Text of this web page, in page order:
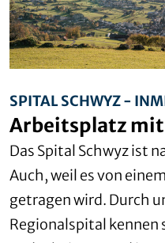
SPITAL SCHWYZ -
Arbeitsplatz
Das Spital Schwyz ist
Auch, weil es von einem
getragen wird. Durch
Regionalspital